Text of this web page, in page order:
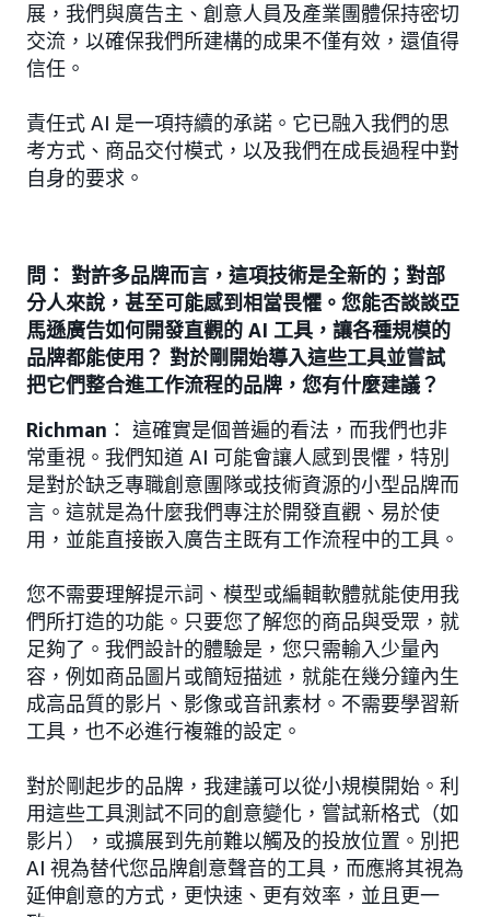
展，我們與廣告主、創意人員及產業團體保持密切
交流，以確保我們所建構的成果不僅有效，還值得
信任。
責任式 AI 是一項持續的承諾。它已融入我們的思
考方式、商品交付模式，以及我們在成長過程中對
自身的要求。
問： 對許多品牌而言，這項技術是全新的；對部
分人來說，甚至可能感到相當畏懼。您能否談談亞
馬遜廣告如何開發直觀的 AI 工具，讓各種規模的
品牌都能使用？ 對於剛開始導入這些工具並嘗試
把它們整合進工作流程的品牌，您有什麼建議？
Richman ： 這確實是個普遍的看法，而我們也非
常重視。我們知道 AI 可能會讓人感到畏懼，特別
是對於缺乏專職創意團隊或技術資源的小型品牌而
言。這就是為什麼我們專注於開發直觀、易於使
用，並能直接嵌入廣告主既有工作流程中的工具。
您不需要理解提示詞、模型或編輯軟體就能使用我
們所打造的功能。只要您了解您的商品與受眾，就
足夠了。我們設計的體驗是，您只需輸入少量內
容，例如商品圖片或簡短描述，就能在幾分鐘內生
成高品質的影片、影像或音訊素材。不需要學習新
工具，也不必進行複雜的設定。
對於剛起步的品牌，我建議可以從小規模開始。利
用這些工具測試不同的創意變化，嘗試新格式（如
影片），或擴展到先前難以觸及的投放位置。別把
AI 視為替代您品牌創意聲音的工具，而應將其視為
延伸創意的方式，更快速、更有效率，並且更一